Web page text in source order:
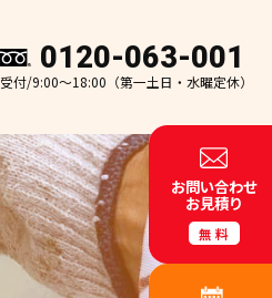
0120-063-001
受付/9:00～18:00（第一土日・水曜定休）
お問い合わせ
お見積り
無料